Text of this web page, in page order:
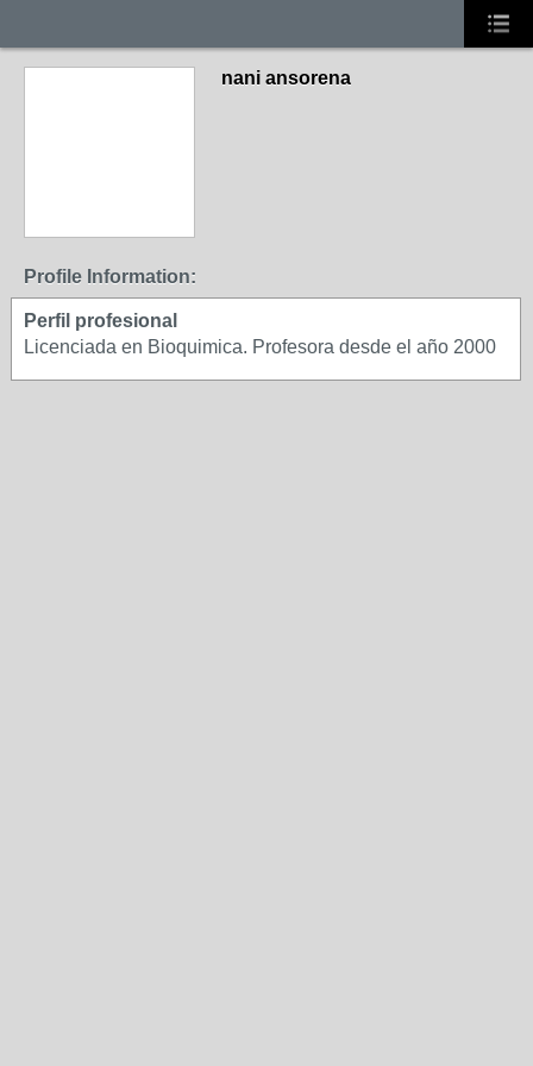
nani ansorena
Profile Information:
Perfil profesional
Licenciada en Bioquimica. Profesora desde el año 2000